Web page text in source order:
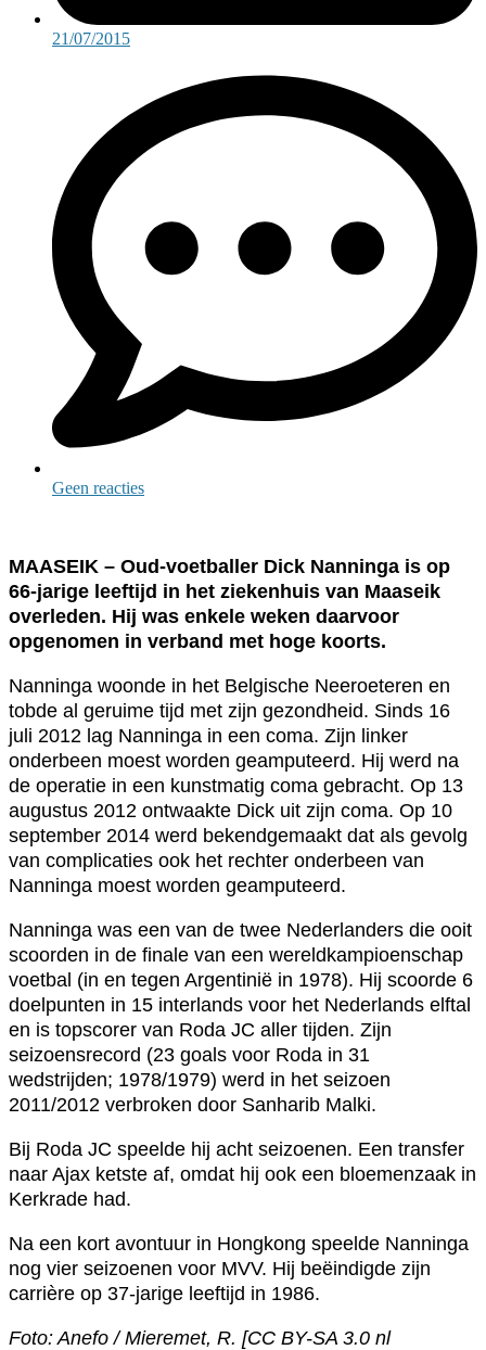
21/07/2015
Geen reacties
MAASEIK – Oud-voetballer Dick Nanninga is op
66-jarige leeftijd in het ziekenhuis van Maaseik
overleden. Hij was enkele weken daarvoor
opgenomen in verband met hoge koorts.
Nanninga woonde in het Belgische Neeroeteren en
tobde al geruime tijd met zijn gezondheid. Sinds 16
juli 2012 lag Nanninga in een coma. Zijn linker
onderbeen moest worden geamputeerd. Hij werd na
de operatie in een kunstmatig coma gebracht. Op 13
augustus 2012 ontwaakte Dick uit zijn coma. Op 10
september 2014 werd bekendgemaakt dat als gevolg
van complicaties ook het rechter onderbeen van
Nanninga moest worden geamputeerd.
Nanninga was een van de twee Nederlanders die ooit
scoorden in de finale van een wereldkampioenschap
voetbal (in en tegen Argentinië in 1978). Hij scoorde 6
doelpunten in 15 interlands voor het Nederlands elftal
en is topscorer van Roda JC aller tijden. Zijn
seizoensrecord (23 goals voor Roda in 31
wedstrijden; 1978/1979) werd in het seizoen
2011/2012 verbroken door Sanharib Malki.
Bij Roda JC speelde hij acht seizoenen. Een transfer
naar Ajax ketste af, omdat hij ook een bloemenzaak in
Kerkrade had.
Na een kort avontuur in Hongkong speelde Nanninga
nog vier seizoenen voor MVV. Hij beëindigde zijn
carrière op 37-jarige leeftijd in 1986.
Foto: Anefo / Mieremet, R. [CC BY-SA 3.0 nl